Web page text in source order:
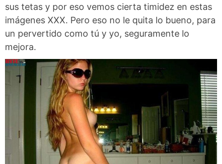
sus tetas y por eso vemos cierta timidez en estas
imágenes XXX. Pero eso no le quita lo bueno, para
un pervertido como tú y yo, seguramente lo
mejora.